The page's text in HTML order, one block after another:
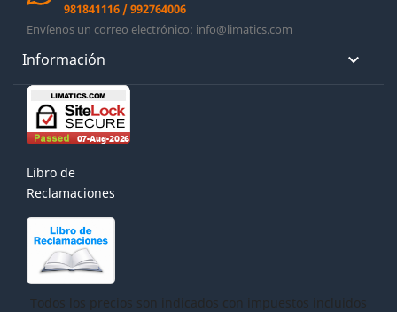
981841116 /992764006
Envíenos un correo electrónico: info@limatics.com
Información 
Libro de
Reclamaciones
Todos los precios son indicados con impuestos incluidos